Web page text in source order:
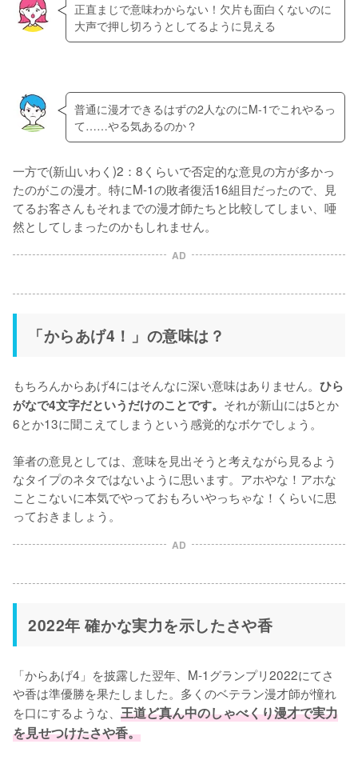
正直まじで意味わからない！欠片も面白くないのに
大声で押し切ろうとしてるように見える
普通に漫才できるはずの2人なのにM-1でこれやるっ
て……やる気あるのか？
一方で(新山いわく)2：8くらいで否定的な意見の方が多かっ
たのがこの漫才。特にM-1の敗者復活16組目だったので、見
てるお客さんもそれまでの漫才師たちと比較してしまい、唖
然としてしまったのかもしれません。
AD
「からあげ4！」の意味は？
もちろんからあげ4にはそんなに深い意味はありません。 ひら
がなで4文字だというだけのことです。 それが新山には5とか
6とか13に聞こえてしまうという感覚的なボケでしょう。
筆者の意見としては、意味を見出そうと考えながら見るよう
なタイプのネタではないように思います。アホやな！アホな
ことこないに本気でやっておもろいやっちゃな！くらいに思
っておきましょう。
AD
2022年 確かな実力を示したさや香
「からあげ4」を披露した翌年、M-1グランプリ2022にてさ
や香は準優勝を果たしました。多くのベテラン漫才師が憧れ
を口にするような、 王道ど真ん中のしゃべくり漫才で実力
を見せつけたさや香。